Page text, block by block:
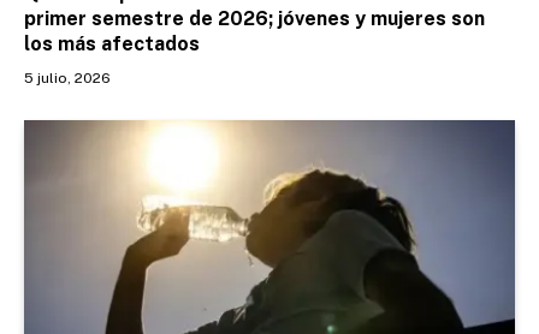
primer semestre de 2026; jóvenes y mujeres son
los más afectados
5 julio, 2026